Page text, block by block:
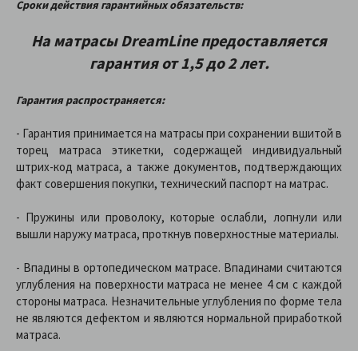
Сроки действия гарантийных обязательств:
На матрасыDreamLine предоставляетcя
гарантия от 1,5 до 2 лет.
Гарантия распространяется:
- Гарантия принимается на матрасы при сохранении вшитой в
торец матраса этикетки, содержащей индивидуальный
штрих-код матраса, а также документов, подтверждающих
факт совершения покупки, технический паспорт на матрас.
- Пружины или проволоку, которые ослабли, лопнули или
вышли наружу матраса, проткнув поверхностные материалы.
- Впадины в ортопедическом матрасе. Впадинами считаются
углубления на поверхности матраса не менее 4 см с каждой
стороны матраса. Незначительные углубления по форме тела
не являются дефектом и являются нормальной приработкой
матраса.